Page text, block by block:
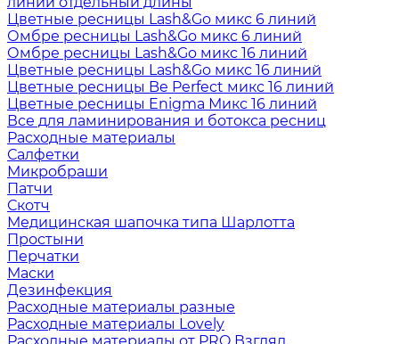
Цветные ресницы Lash&Go микс 6 линий
Омбре ресницы Lash&Go микс 6 линий
Омбре ресницы Lash&Go микс 16 линий
Цветные ресницы Lash&Go микс 16 линий
Цветные ресницы Be Perfect микс 16 линий
Цветные ресницы Enigma Микс 16 линий
Все для ламинирования и ботокса ресниц
Расходные материалы
Салфетки
Микробраши
Патчи
Скотч
Медицинская шапочка типа Шарлотта
Простыни
Перчатки
Маски
Дезинфекция
Расходные материалы разные
Расходные материалы Lovely